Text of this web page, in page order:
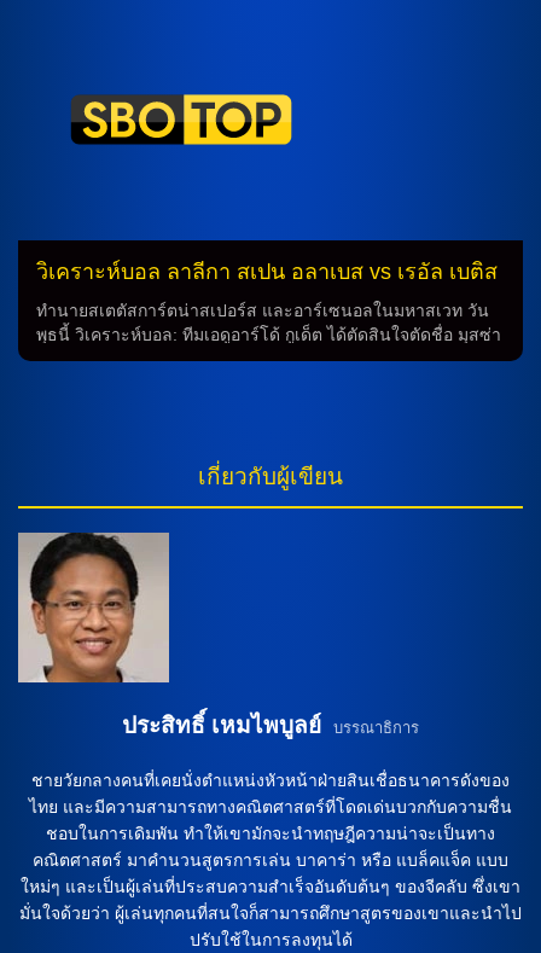
เชซุส อาจจะเป็นตัวจริงและทำ 2 ประตูในเกมบุกชนะ อินเตอร์ มิ
ลาน เมื่อกลางสัปดาห์ และคาดว่า วิคตอร์ โยเคเรส จะเริ่มเป็น
สตาร์ทต่อในตำแหน่งกองหน้าตัวเป้า นักเตะที่พักบาดเจ็บ ไมเคิ่ล
วิเคราะห์บอล ลาลีกา สเปน อลาเบส vs เรอัล เบติส
ทำนายสเตตัสการ์ตน่าสเปอร์ส และอาร์เซนอลในมหาสเวท วัน
พุธนี้ วิเคราะห์บอล: ทีมเอดูอาร์โด้ กูเด็ต ได้ตัดสินใจตัดชื่อ มุสซ่า
ดิยาร์ร่า และ มาเรียโน่ ดีอาซ ออกจากโรสเตอีล ประจำทีม แต่
โบเย่ จะได้เป็นตัวเลือกในการเล่นหน้าประตู และจะมี การ์ลอส บี
เซนเต้, เดนีส ซูอาเรซ, การ์เลส อาเลนญ่า ใช้สกิลการโจมตี
นิโอ บลังโก้ ส่วน โจนาธาน กาสโตร จอนนี่, ฟากุนโด้ เตนาญ่า,
จอน ปาเชโก้ […]
เกี่ยวกับผู้เขียน
ประสิทธิ์ เหมไพบูลย์ บรรณาธิการ
ชายวัยกลางคนที่เคยนั่งตำแหน่งหัวหน้าฝ่ายสินเชื่อธนาคารดังของ
ไทย และมีความสามารถทางคณิตศาสตร์ที่โดดเด่นบวกกับความชื่น
ชอบในการเดิมพัน ทำให้เขามักจะนำทฤษฎีความน่าจะเป็นทาง
คณิตศาสตร์ มาคำนวนสูตรการเล่น บาคาร่า หรือ แบล็คแจ็ค แบบ
ใหม่ๆ และเป็นผู้เล่นที่ประสบความสำเร็จอันดับต้นๆ ของจีคลับ ซึ่งเขา
มั่นใจด้วยว่า ผู้เล่นทุกคนที่สนใจก็สามารถศึกษาสูตรของเขาและนำไป
ปรับใช้ในการลงทุนได้